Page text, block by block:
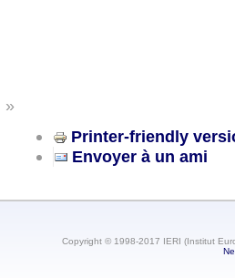
»
Printer-friendly
Envoyer à un ami
Copyright © 1998-2017 IERI (Institut